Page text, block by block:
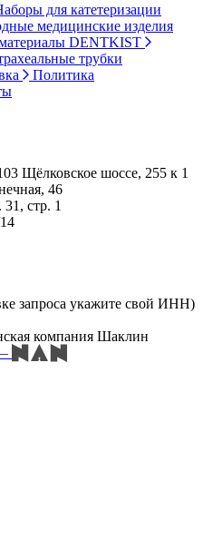
для катетеризации
медицинские изделия
DENTKIST
трубки
Политика
Щёлковское шоссе, 255 к 1
46
стр. 1
запроса укажите свой ИНН)
компания Шаклин